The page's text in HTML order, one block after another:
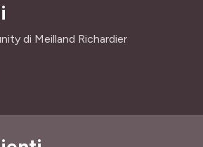
di Meilland Richardier